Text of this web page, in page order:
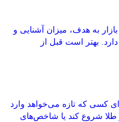
به هدف، میزان آشنایی و
بهتر است قبل از
کسی که تازه می‌خواهد وارد
طلا شروع کند یا شاخص‌های